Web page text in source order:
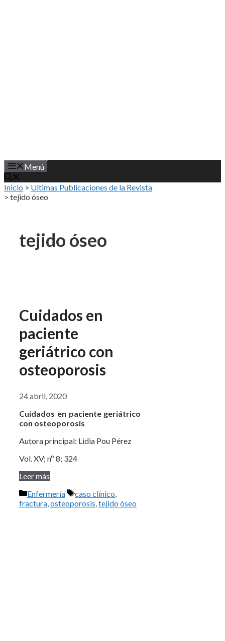
Menú
Inicio > Ultimas Publicaciones de la Revista
> tejido óseo
tejido óseo
Cuidados en
paciente
geriátrico con
osteoporosis
24 abril, 2020
Cuidados en paciente geriátrico
con osteoporosis
Autora principal: Lidia Pou Pérez
Vol. XV; nº 8; 324
Leer más
Categorías
Enfermería Etiquetas
caso clínico,
fractura,osteoporosis,tejido óseo